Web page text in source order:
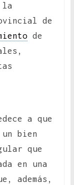
la
de
de
a que
bien
que
en una
además,